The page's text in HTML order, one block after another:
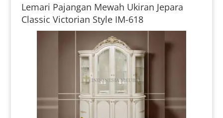
Lemari Pajangan Mewah Ukiran Jepara
Classic Victorian Style IM-618